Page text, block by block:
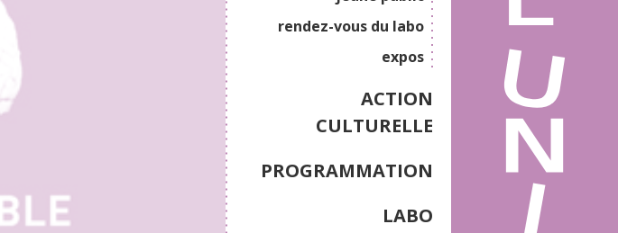
rendez-vous du labo
expos
ACTION
CULTURELLE
PROGRAMMATION
LABO